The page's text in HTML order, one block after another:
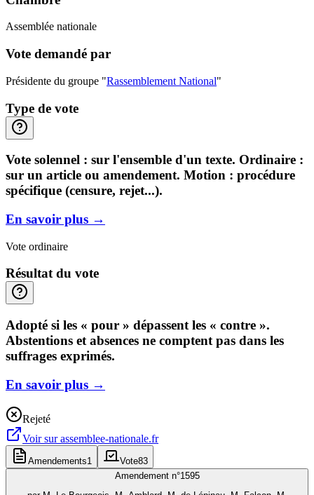
Assemblée nationale
Vote demandé par
Présidente du groupe "Rassemblement National"
Type de vote
Vote solennel : sur l'ensemble d'un texte. Ordinaire :
sur un article ou amendement. Motion : procédure
spécifique (censure, rejet...).
En savoir plus →
Vote ordinaire
Résultat du vote
Adopté si les « pour » dépassent les « contre ».
Abstentions et absences ne comptent pas dans les
suffrages exprimés.
En savoir plus →
Rejeté
Voir surassemblee-nationale.fr
Amendements1 Vote83
Amendement n°1595